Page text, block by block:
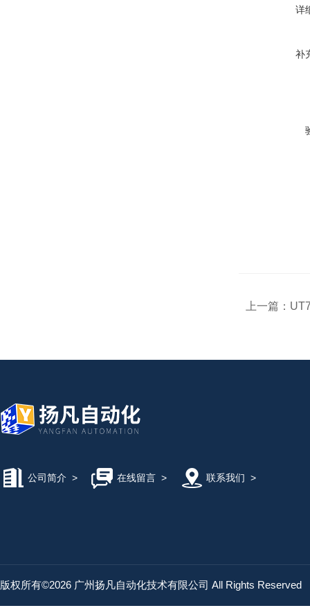
详
补
上一篇：
公司简介 > 在线留言> 联系我们 >
版权所有©2026 广州扬凡自动化技术有限公司 All Rights Reserved